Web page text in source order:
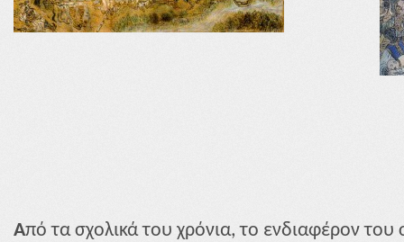
Από τα σχολικά του χρόνια, το ενδιαφέρον του